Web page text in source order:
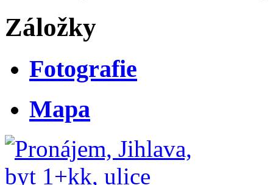
Záložky
Fotografie
Mapa